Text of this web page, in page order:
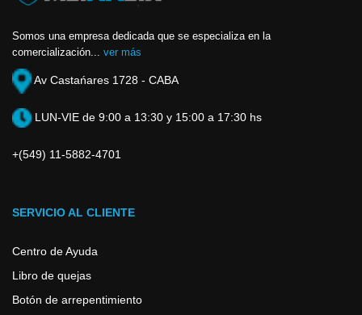
Somos una empresa dedicada que se especializa en la
comercialización... ver más
Av Castańares 1728 - CABA
LUN-VIE de 9:00 a 13:30 y 15:00 a 17:30 hs
+(549) 11-5882-4701
SERVICIO AL CLIENTE
Centro de Ayuda
Libro de quejas
Botón de arrepentimiento